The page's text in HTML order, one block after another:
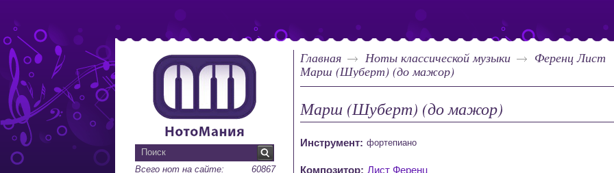
Главная Ноты классической музыки
Ференц Лист
Марш (Шуберт) (до мажор)
Марш (Шуберт) (до мажор)
Инструмент: фортепиано
Композитор: Лист Ференц
Всего нот на сайте:
60867